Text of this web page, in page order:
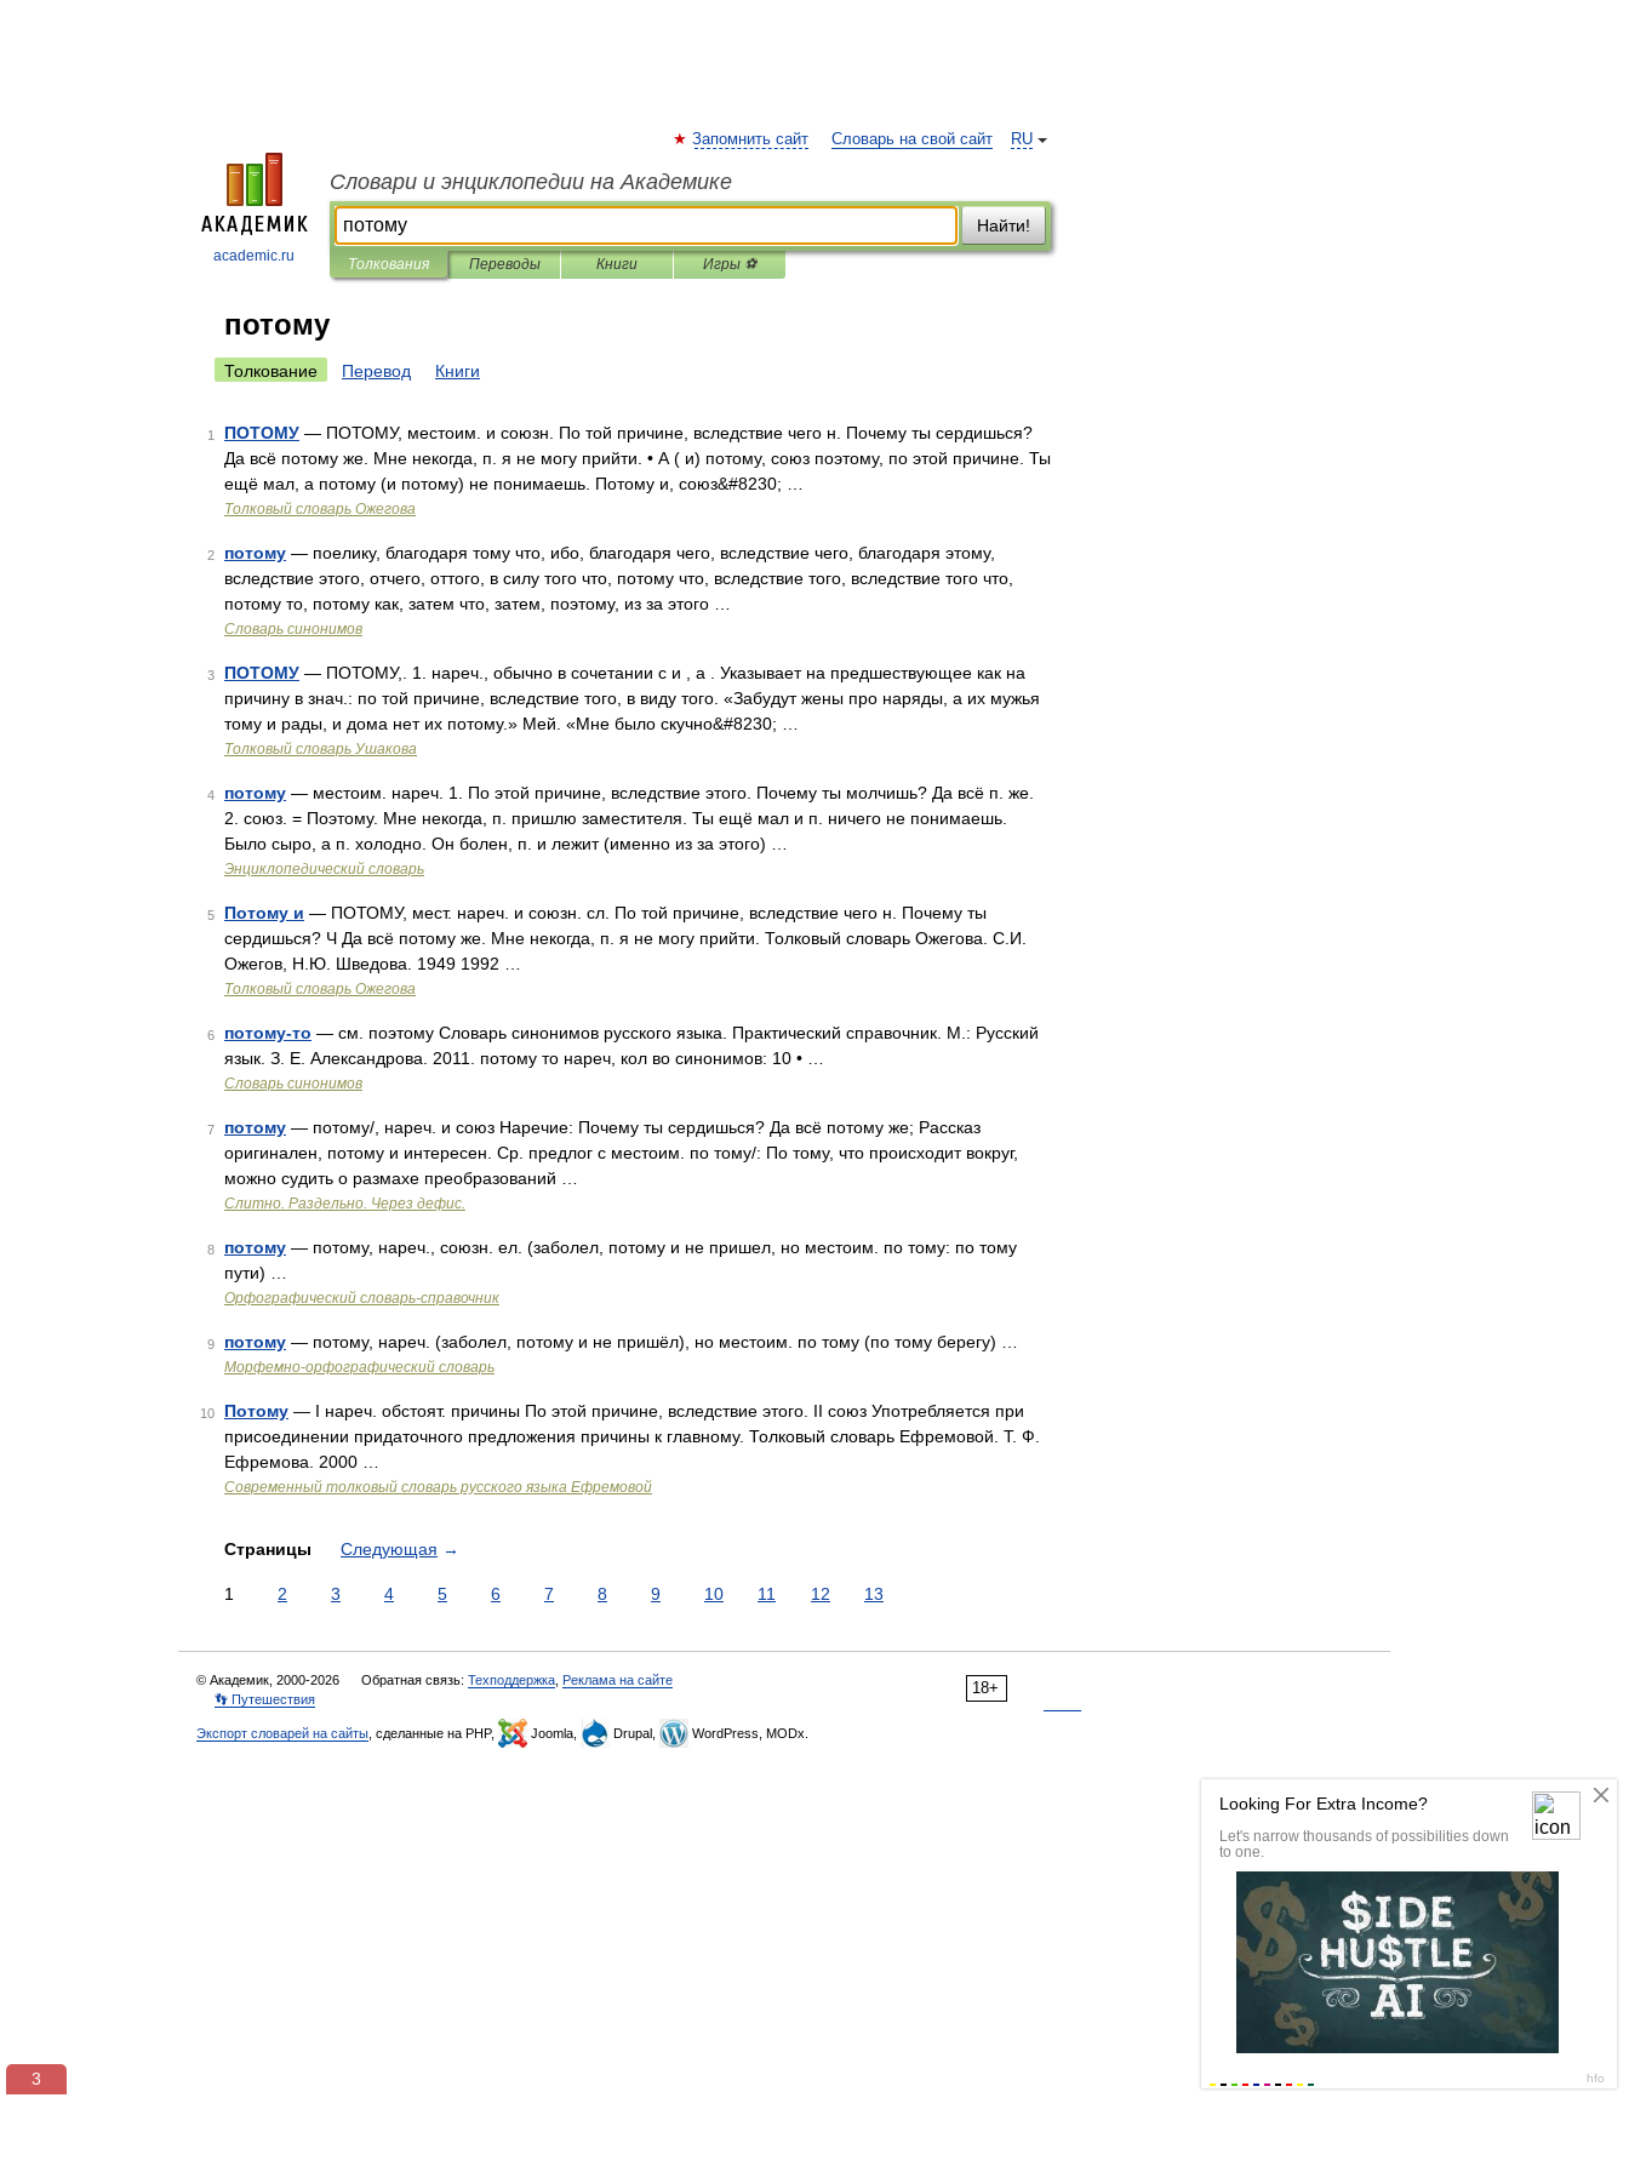
academic.ru
RU
Запомнить сайт Словарь на свой сайт
Словари и энциклопедии на Академике
Найти!
Толкования Переводы Книги Игры ⚽
потому
Толкование Перевод Книги
1 ПОТОМУ — ПОТОМУ, местоим. и союзн. По той причине, вследствие чего н. Почему ты сердишься?
Да всё потому же. Мне некогда, п. я не могу прийти. • А ( и) потому, союз поэтому, по этой причине. Ты
ещё мал, а потому (и потому) не понимаешь. Потому и, союз&#8230; …
Толковый словарь Ожегова
2 потому — поелику, благодаря тому что, ибо, благодаря чего, вследствие чего, благодаря этому,
вследствие этого, отчего, оттого, в силу того что, потому что, вследствие того, вследствие того что,
потому то, потому как, затем что, затем, поэтому, из за этого …
Словарь синонимов
3 ПОТОМУ — ПОТОМУ,. 1. нареч., обычно в сочетании с и , а . Указывает на предшествующее как на
причину в знач.: по той причине, вследствие того, в виду того. «Забудут жены про наряды, а их мужья
тому и рады, и дома нет их потому.» Мей. «Мне было скучно&#8230; …
Толковый словарь Ушакова
4 потому — местоим. нареч. 1. По этой причине, вследствие этого. Почему ты молчишь? Да всё п. же.
2. союз. = Поэтому. Мне некогда, п. пришлю заместителя. Ты ещё мал и п. ничего не понимаешь.
Было сыро, а п. холодно. Он болен, п. и лежит (именно из за этого) …
Энциклопедический словарь
5 Потому и — ПОТОМУ, мест. нареч. и союзн. сл. По той причине, вследствие чего н. Почему ты
сердишься? Ч Да всё потому же. Мне некогда, п. я не могу прийти. Толковый словарь Ожегова. С.И.
Ожегов, Н.Ю. Шведова. 1949 1992 …
Толковый словарь Ожегова
6 потому-то — см. поэтому Словарь синонимов русского языка. Практический справочник. М.: Русский
язык. З. Е. Александрова. 2011. потому то нареч, кол во синонимов: 10 • …
Словарь синонимов
7 потому — потому/, нареч. и союз Наречие: Почему ты сердишься? Да всё потому же; Рассказ
оригинален, потому и интересен. Ср. предлог с местоим. по тому/: По тому, что происходит вокруг,
можно судить о размахе преобразований …
Слитно. Раздельно. Через дефис.
8 потому — потому, нареч., союзн. ел. (заболел, потому и не пришел, но местоим. по тому: по тому
пути) …
Орфографический словарь-справочник
9 потому — потому, нареч. (заболел, потому и не пришёл), но местоим. по тому (по тому берегу) …
Морфемно-орфографический словарь
10 Потому — I нареч. обстоят. причины По этой причине, вследствие этого. II союз Употребляется при
присоединении придаточного предложения причины к главному. Толковый словарь Ефремовой. Т. Ф.
Ефремова. 2000 …
Современный толковый словарь русского языка Ефремовой
Страницы Следующая →
1 2 3 4 5 6 7 8 9 10 11 12 13
18+
© Академик, 2000-2026 Обратная связь: Техподдержка Реклама на сайте
👣 Путешествия
Экспорт словарей на сайты , сделанные на PHP, Joomla, Drupal, WordPress, MODx.
3